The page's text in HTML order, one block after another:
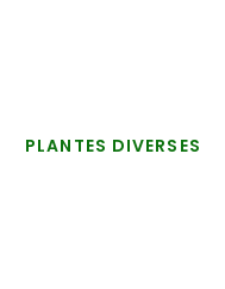
PLANTES DIVERSES